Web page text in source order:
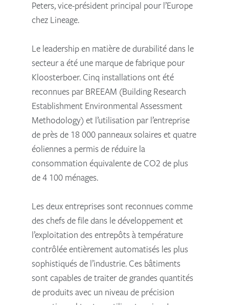
Peters, vice-président principal pour l’Europe
chez Lineage.
Le leadership en matière de durabilité dans le
secteur a été une marque de fabrique pour
Kloosterboer. Cinq installations ont été
reconnues par BREEAM (Building Research
Establishment Environmental Assessment
Methodology) et l’utilisation par l’entreprise
de près de 18 000 panneaux solaires et quatre
éoliennes a permis de réduire la
consommation équivalente de CO2 de plus
de 4 100 ménages.
Les deux entreprises sont reconnues comme
des chefs de file dans le développement et
l’exploitation des entrepôts à température
contrôlée entièrement automatisés les plus
sophistiqués de l’industrie. Ces bâtiments
sont capables de traiter de grandes quantités
de produits avec un niveau de précision